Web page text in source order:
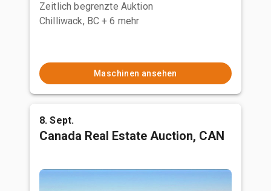
Zeitlich begrenzte Auktion
Chilliwack, BC + 6 mehr
Maschinen ansehen
8. Sept.
Canada Real Estate Auction, CAN